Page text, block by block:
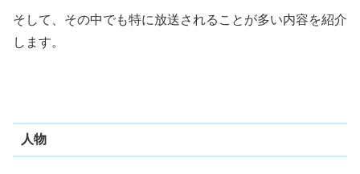
そして、その中でも特に放送されることが多い内容を紹介
します。
人物